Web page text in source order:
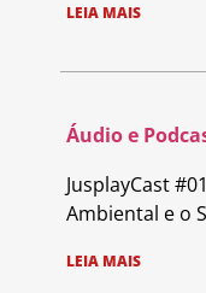
LEIA MAIS
Áudio e
JusplayCast
Ambiental e o
LEIA MAIS